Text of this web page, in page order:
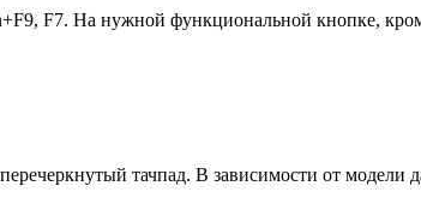
F7. На нужной функциональной кнопке,
тачпад. В зависимости от модели